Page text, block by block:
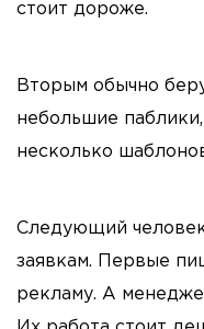
стоит дороже.
Вторым обычно
небольшие
несколько
Следующий
заявкам. Первые
рекламу. А